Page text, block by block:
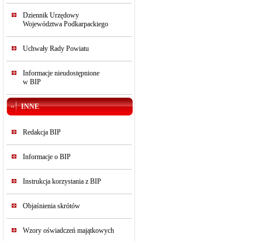
Dziennik Urzędowy
Województwa Podkarpackiego
Uchwały Rady Powiatu
Informacje nieudostępnione
w BIP
INNE
Redakcja BIP
Informacje o BIP
Instrukcja korzystania z BIP
Objaśnienia skrótów
Wzory oświadczeń majątkowych